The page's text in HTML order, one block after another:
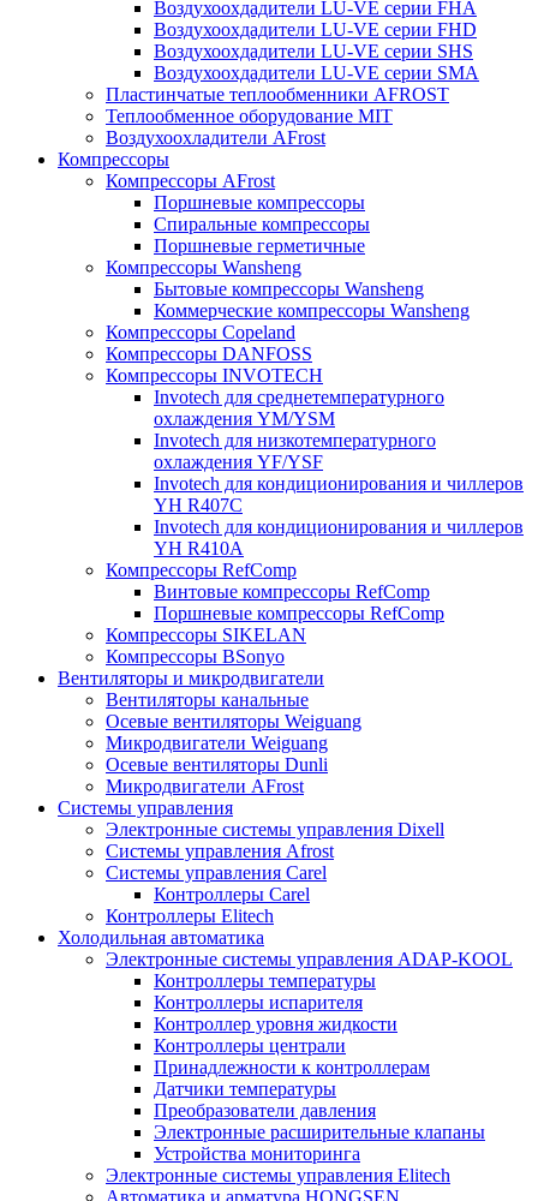
Воздухоохдадители LU-VE серии FHA
Воздухоохдадители LU-VE серии FHD
Воздухоохдадители LU-VE серии SHS
Воздухоохдадители LU-VE серии SMA
Пластинчатые теплообменники AFROST
Теплообменное оборудование MIT
Воздухоохладители AFrost
Компрессоры
Компрессоры AFrost
Поршневые компрессоры
Спиральные компрессоры
Поршневые герметичные
Компрессоры Wansheng
Бытовые компрессоры Wansheng
Коммерческие компрессоры Wansheng
Компрессоры Copeland
Компрессоры DANFOSS
Компрессоры INVOTECH
Invotech для среднетемпературного
охлаждения YM/YSM
Invotech для низкотемпературного
охлаждения YF/YSF
Invotech для кондиционирования и чиллеров
YH R407C
Invotech для кондиционирования и чиллеров
YH R410A
Компрессоры RefComp
Винтовые компрессоры RefComp
Поршневые компрессоры RefComp
Компрессоры SIKELAN
Компрессоры BSonyo
Вентиляторы и микродвигатели
Вентиляторы канальные
Осевые вентиляторы Weiguang
Микродвигатели Weiguang
Осевые вентиляторы Dunli
Микродвигатели AFrost
Системы управления
Электронные системы управления Dixell
Системы управления Afrost
Системы управления Carel
Контроллеры Carel
Контроллеры Elitech
Холодильная автоматика
Электронные системы управления ADAP-KOOL
Контроллеры температуры
Контроллеры испарителя
Контроллер уровня жидкости
Контроллеры централи
Принадлежности к контроллерам
Датчики температуры
Преобразователи давления
Электронные расширительные клапаны
Устройства мониторинга
Электронные системы управления Elitech
Автоматика и арматура HONGSEN